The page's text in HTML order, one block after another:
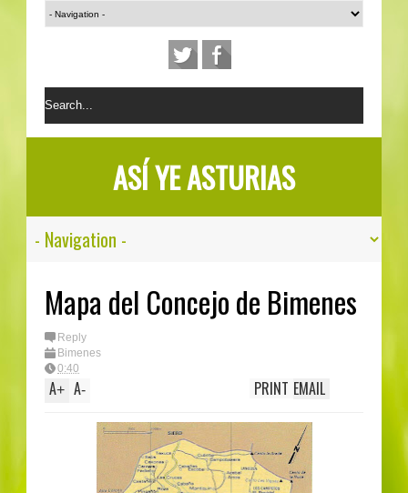
ASÍ YE ASTURIAS
Mapa del Concejo de Bimenes
Reply
Bimenes
0:40
A+ A- EMAIL
PRINT